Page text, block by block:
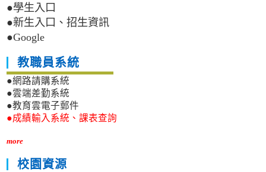
●學生入口
●新生入口、招生資訊
●Google
教職員系統
●網路請購系統
●雲端差勤系統
●教育雲電子郵件
●成績輸入系統、課表查詢
more
校園資源